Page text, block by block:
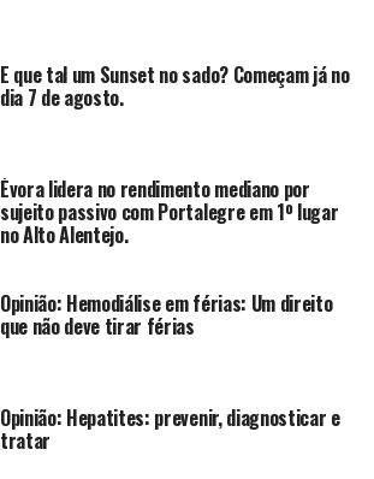
E que tal um Sunset no sado? Começam já no
dia 7 de agosto.
Évora lidera no rendimento mediano por
sujeito passivo com Portalegre em 1º lugar
no Alto Alentejo.
Opinião: Hemodiálise em férias: Um direito
que não deve tirar férias
Opinião: Hepatites: prevenir, diagnosticar e
tratar